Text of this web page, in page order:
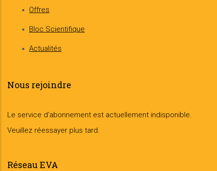
Offres
Bloc Scientifique
Actualités
Nous rejoindre
Le service d'abonnement est actuellement indisponible.
Veuillez réessayer plus tard.
Réseau EVA